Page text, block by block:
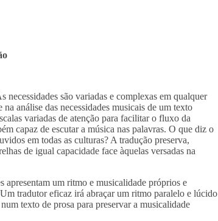
necessidades são variadas e complexas em qualquer
análise das necessidades musicais de um texto
variadas de atenção para facilitar o fluxo da
capaz de escutar a música nas palavras. O que diz o
em todas as culturas? A tradução preserva,
de igual capacidade face àquelas versadas na
apresentam um ritmo e musicalidade próprios e
tradutor eficaz irá abraçar um ritmo paralelo e lúcido
texto de prosa para preservar a musicalidade